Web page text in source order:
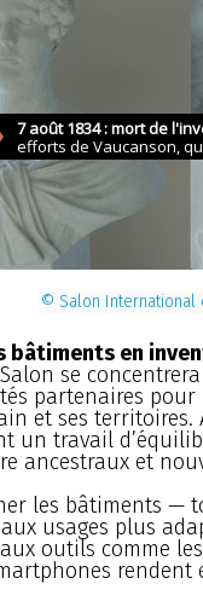
© Salon International
bâtiments en
se
partenaires
et ses
un travail
ancestraux et
les bâtiments —
usages plus
outils comme
rendent